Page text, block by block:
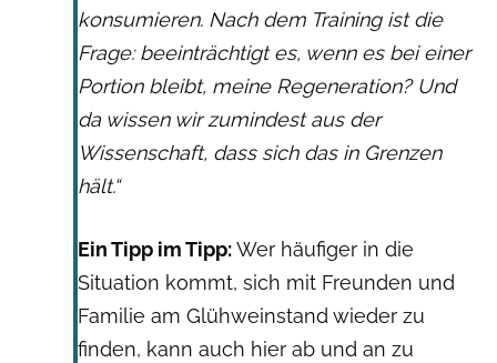
konsumieren. Nach dem Training ist die
Frage: beeinträchtigt es, wenn es bei einer
Portion bleibt, meine Regeneration? Und
da wissen wir zumindest aus der
Wissenschaft, dass sich das in Grenzen
hält.“
Ein Tipp im Tipp:Wer häufiger in die
Situation kommt, sich mit Freunden und
Familie am Glühweinstand wieder zu
finden, kann auch hier ab und an zu